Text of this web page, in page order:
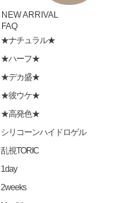
NEW ARRIVAL
FAQ
★ナチュラル★
★ハーフ★
★デカ盛★
★彼ウケ★
★高発色★
シリコーンハイドロゲル
乱視TORIC
1day
2weeks